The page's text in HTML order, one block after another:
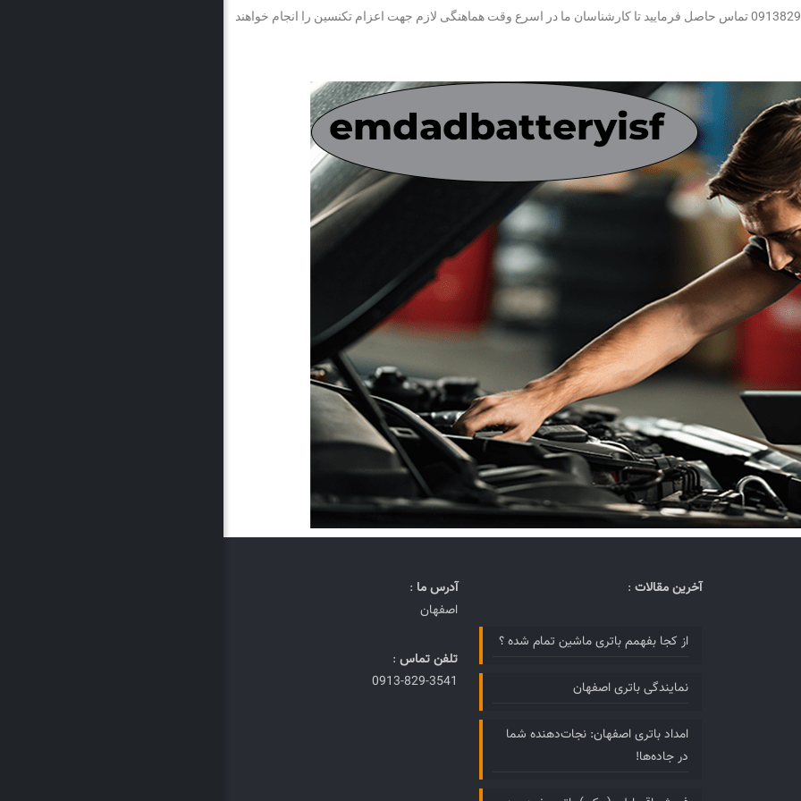
برای استفاده از خدمات تعویض باتری در محل کافی است با شماره تلفن 09138293541 تماس حاصل فرمایید تا کارشناسان ما در اسرع وقت هماهنگی لازم جهت اعزام تکنسین را انجام خواهند
آخرین مقالات :
از کجا بفهمم باتری ماشین تمام شده ؟
نمایندگی باتری اصفهان
امداد باتری اصفهان: نجات‌دهنده شما
در جاده‌ها!
آدرس ما :
اصفهان
تلفن تماس :
0913-829-3541